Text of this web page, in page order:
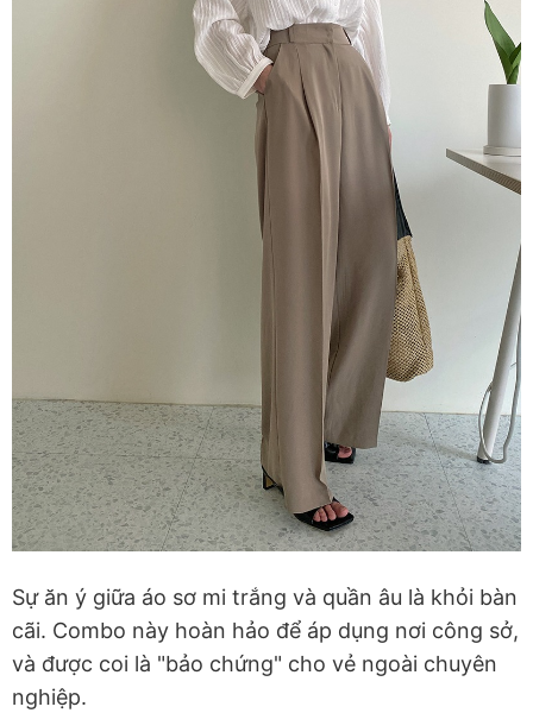
Sự ăn ý giữa áo sơ mi trắng và quần âu là khỏi bàn
cãi. Combo này hoàn hảo để áp dụng nơi công sở,
và được coi là "bảo chứng" cho vẻ ngoài chuyên
nghiệp.